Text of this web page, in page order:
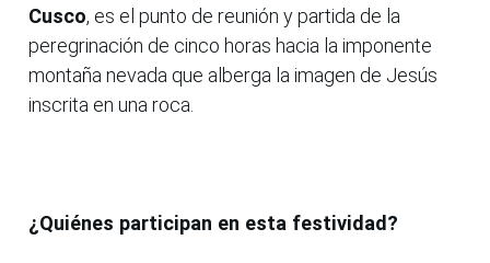
Cusco, es el punto de reunión y partida de la
peregrinación de cinco horas hacia la imponente
montaña nevada que alberga la imagen de Jesús
inscrita en una roca.
¿Quiénes participan en esta festividad?